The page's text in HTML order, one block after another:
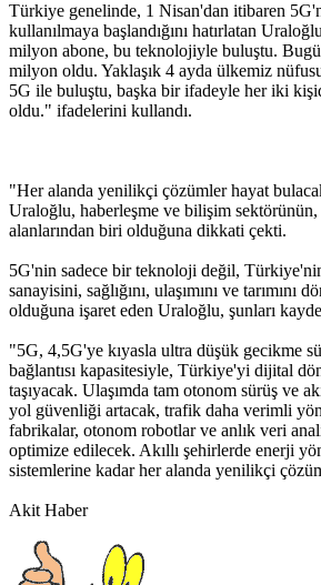
Türkiye genelinde, 1 Nisan'dan itibaren
kullanılmaya başlandığını hatırlatan
milyon abone, bu teknolojiyle buluştu.
milyon oldu. Yaklaşık 4 ayda ülkemiz
5G ile buluştu, başka bir ifadeyle her iki
oldu." ifadelerini kullandı.
"Her alanda yenilikçi çözümler hayat
Uraloğlu, haberleşme ve bilişim
alanlarından biri olduğuna dikkati çekti.
5G'nin sadece bir teknoloji değil,
sanayisini, sağlığını, ulaşımını ve tarımını
olduğuna işaret eden Uraloğlu, şunları
"5G, 4,5G'ye kıyasla ultra düşük gecikme
bağlantısı kapasitesiyle, Türkiye'yi dijital
taşıyacak. Ulaşımda tam otonom sürüş ve
yol güvenliği artacak, trafik daha verimli
fabrikalar, otonom robotlar ve anlık veri
optimize edilecek. Akıllı şehirlerde enerji
sistemlerine kadar her alanda yenilikçi
Akit Haber